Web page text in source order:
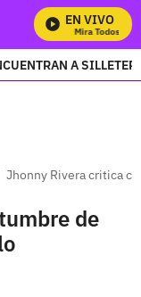
EN VIVO
Mira Todos
A
Jhonny Rivera critica
de